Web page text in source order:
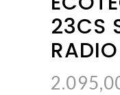
23CS
RADIO